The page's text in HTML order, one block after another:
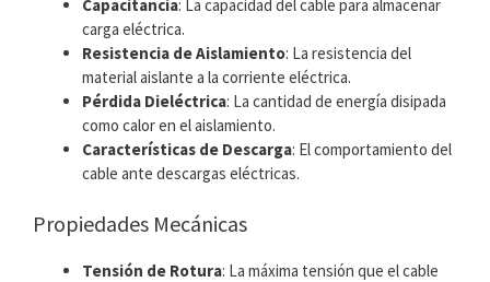
Capacitancia: La capacidad del cable para almacenar
carga eléctrica.
Resistencia de Aislamiento: La resistencia del
material aislante a la corriente eléctrica.
Pérdida Dieléctrica: La cantidad de energía disipada
como calor en el aislamiento.
Características de Descarga: El comportamiento del
cable ante descargas eléctricas.
Propiedades Mecánicas
Tensión de Rotura: La máxima tensión que el cable